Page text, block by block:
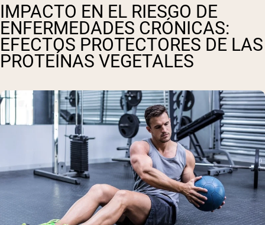
IMPACTO EN EL RIESGO DE
ENFERMEDADES CRÓNICAS:
EFECTOS PROTECTORES DE LAS
PROTEÍNAS VEGETALES